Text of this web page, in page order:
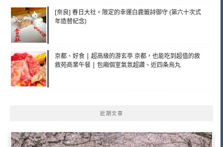
[奈良] 春日大社。限定的幸運白鹿籤詩御守 (第六十次式
年造替紀念)
京都、好食 | 超高級的游玄亭 京都，也能吃到超值的敘
敘苑商業午餐 | 包廂個室氣氛超讚、近四条烏丸
近期文章